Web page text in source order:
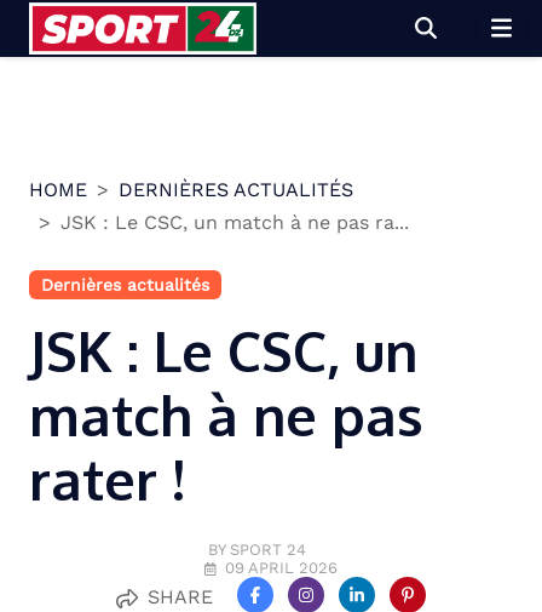
HOME
DERNIÈRES ACTUALITÉS
JSK : Le CSC, un match à ne pas ra...
Dernières actualités
JSK : Le CSC, un
match à ne pas
rater !
BY SPORT 24
09 APRIL 2026
SHARE